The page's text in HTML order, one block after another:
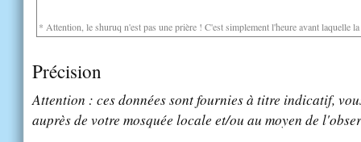
* Attention, le shuruq n'est pas une prière ! C'est simplement l'heure avant laquelle
Précision
Attention : ces données sont fournies à titre indicatif,
auprès de votre mosquée locale et/ou au moyen de